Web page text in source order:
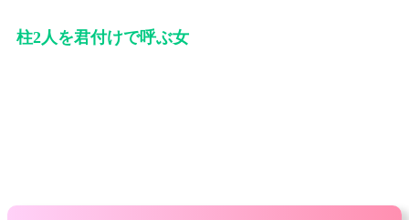
柱2人を君付けで呼ぶ女